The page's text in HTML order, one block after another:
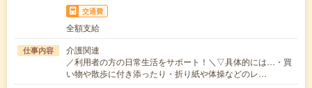
交通費
全額支給
仕事内容
介護関連
／利用者の方の日常生活をサポート！＼▽具体的には…・買
い物や散歩に付き添ったり・折り紙や体操などのレ…